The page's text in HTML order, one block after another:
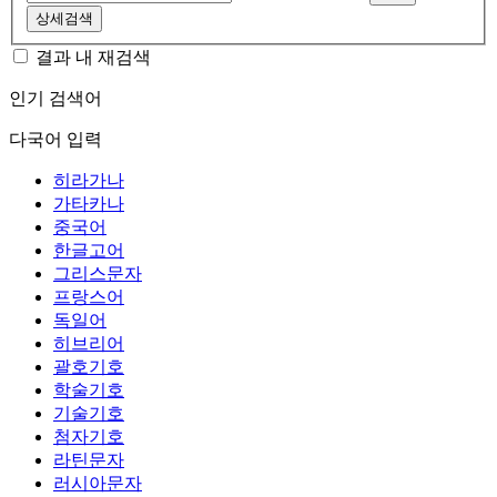
상세검색
결과 내 재검색
인기 검색어
다국어 입력
히라가나
가타카나
중국어
한글고어
그리스문자
프랑스어
독일어
히브리어
괄호기호
학술기호
기술기호
첨자기호
라틴문자
러시아문자